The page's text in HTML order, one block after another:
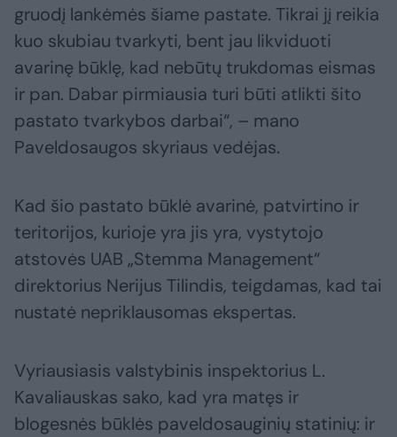
gruodį lankėmės šiame pastate. Tikrai jį reikia
kuo skubiau tvarkyti, bent jau likviduoti
avarinę būklę, kad nebūtų trukdomas eismas
ir pan. Dabar pirmiausia turi būti atlikti šito
pastato tvarkybos darbai“, – mano
Paveldosaugos skyriaus vedėjas.
Kad šio pastato būklė avarinė, patvirtino ir
teritorijos, kurioje yra jis yra, vystytojo
atstovės UAB „Stemma Management“
direktorius Nerijus Tilindis, teigdamas, kad tai
nustatė nepriklausomas ekspertas.
Vyriausiasis valstybinis inspektorius L.
Kavaliauskas sako, kad yra matęs ir
blogesnės būklės paveldosauginių statinių: ir